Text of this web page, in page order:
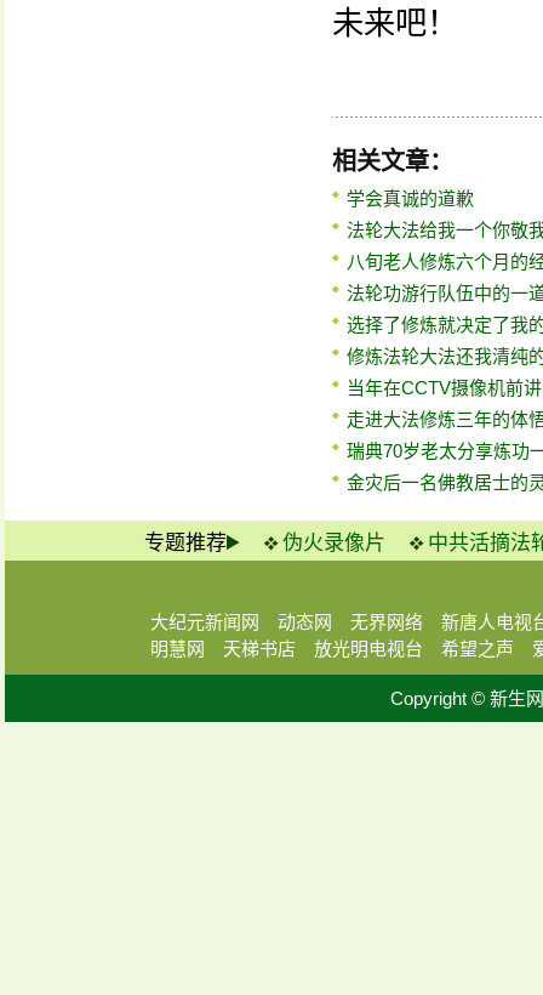
未来吧！
相关文章：
学会真诚的道歉
法轮大法给我一个你敬
八旬老人修炼六个月的
法轮功游行队伍中的一
选择了修炼就决定了我
修炼法轮大法还我清纯
当年在CCTV摄像机前
走进大法修炼三年的体
瑞典70岁老太分享炼功
金灾后一名佛教居士的
专题推荐 伪火录像片 中共活摘法
大纪元新闻网 动态网 无界网络
新唐人电视
明慧网
天梯书店 放光明电视台 希望之声
Copyright © 新生